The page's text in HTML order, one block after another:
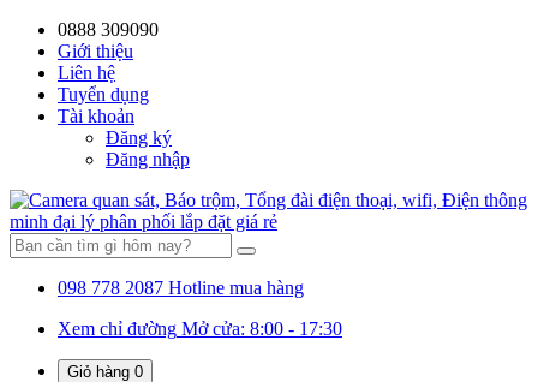
0888 309090
Giới thiệu
Liên hệ
Tuyển dụng
Tài khoản
Đăng ký
Đăng nhập
098 778 2087 Hotline mua hàng
Xem chỉ đường Mở cửa: 8:00 - 17:30
Giỏ hàng 0